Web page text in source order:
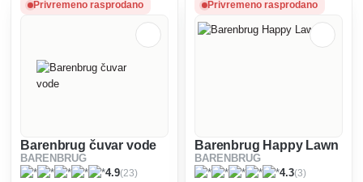
6°CPrivremeno rasprodano
Barenbrug čuvar vode
BARENBRUG
4.9(23)
Privremeno rasprodano
Barenbrug Happy Lawn
BARENBRUG
4.3(3)